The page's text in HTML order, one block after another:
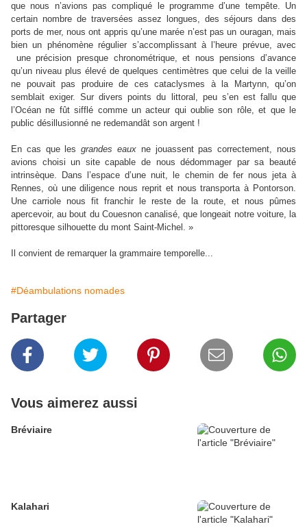
que nous n’avions pas compliqué le programme d’une tempête. Un
certain nombre de traversées assez longues, des séjours dans des
ports de mer, nous ont appris qu’une marée n’est pas un ouragan, mais
bien un phénomène régulier s’accomplissant à l’heure prévue, avec
une précision presque chronométrique, et nous pensions d’avance
qu’un niveau plus élevé de quelques centimètres que celui de la veille
ne pouvait pas produire de ces cataclysmes à la Martynn, qu’on
semblait exiger. Sur divers points du littoral, peu s’en est fallu que
l’Océan ne fût sifflé comme un acteur qui oublie son rôle, et que le
public désillusionné ne redemandât son argent !
En cas que lesgrandes eaux ne jouassent pas correctement, nous
avions choisi un site capable de nous dédommager par sa beauté
intrinsèque. Dans l’espace d’une nuit, le chemin de fer nous jeta à
Rennes, où une diligence nous reprit et nous transporta à Pontorson.
Une carriole nous fit franchir le reste de la route, et nous pûmes
apercevoir, au bout du Couesnon canalisé, que longeait notre voiture, la
pittoresque silhouette du mont Saint-Michel. »
Il convient de remarquer la grammaire temporelle...
#Déambulations nomades
Partager
Vous aimerez aussi
Bréviaire
Kalahari